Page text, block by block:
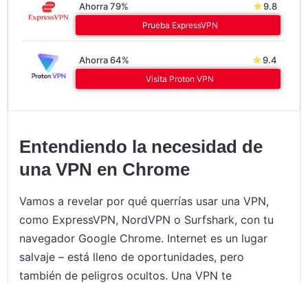
Ahorra 79% 9.8
Prueba ExpressVPN
Ahorra 64% 9.4
Visita Proton VPN
Entendiendo la necesidad de
una VPN en Chrome
Vamos a revelar por qué querrías usar una VPN,
como ExpressVPN, NordVPN o Surfshark, con tu
navegador Google Chrome. Internet es un lugar
salvaje – está lleno de oportunidades, pero
también de peligros ocultos. Una VPN te